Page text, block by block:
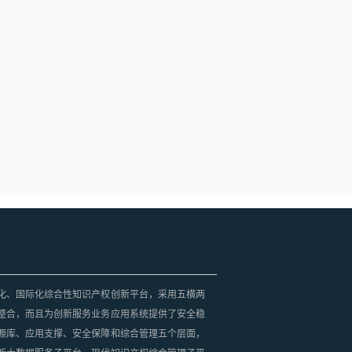
、国际化综合性知识产权创新平台，采用五横两
合，而且为创新服务业务应用系统提供了安全稳
、应用支撑、安全保障和综合管理五个层面，